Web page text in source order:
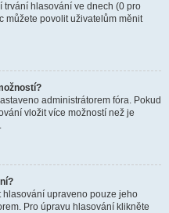
trvání hlasování ve dnech (0 pro
můžete povolit uživatelům měnit
administrátorem fóra. Pokud
vložit více možností než je
upraveno pouze jeho
Pro úpravu hlasování klikněte